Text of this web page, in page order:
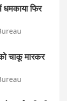
फिर
चाकू मारकर